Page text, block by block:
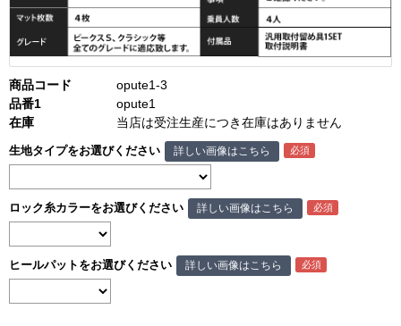
商品コード
opute1-3
品番1
opute1
在庫
当店は受注生産につき在庫はありません
生地タイプをお選びください 詳しい画像はこちら
ロック糸カラーをお選びください 詳しい画像はこちら
ヒールパットをお選びください 詳しい画像はこちら